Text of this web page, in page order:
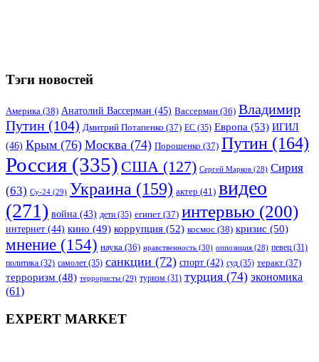
Тэги новостей
Америка (38) Анатолий Вассерман (45) Вассерман (36) Владимир
Путин (104) Дмитрий Потапенко (37) ЕС (35) Европа (53) ИГИЛ
(46) Крым (76) Москва (74) Порошенко (37) Путин (164)
Россия (335) США (127) Сергей Марков (28) Сирия
(63) Су-24 (29) Украина (159) актер (41) видео
(271) война (43) дети (35) египет (37) интервью (200)
интернет (44) кино (49) коррупция (52) космос (38) кризис (50)
мнение (154) наука (36) нравственность (30) оппозиция (28) певец (31)
политика (32) самолет (35) санкции (72) спорт (42) суд (35) теракт (37)
терроризм (48) террористы (29) туризм (31) турция (74) экономика
(61)
EXPERT MARKET